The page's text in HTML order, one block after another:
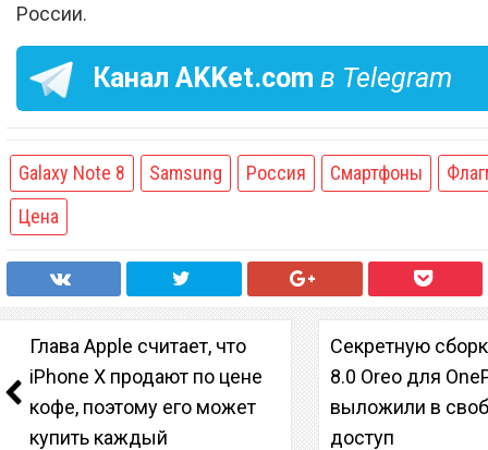
России.
Канал AKKet.com в Telegram
Galaxy Note 8 Samsung Россия Смартфоны
Цена
Глава Apple считает, что
iPhone X продают по цене
кофе, поэтому его может
купить каждый
Секретную
8.0 Oreo для
выложили в
доступ